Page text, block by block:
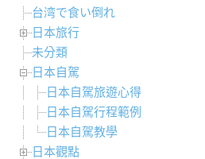
台湾で食い倒れ
日本旅行
未分類
日本自駕
日本自駕旅遊心得
日本自駕行程範例
日本自駕教學
日本觀點